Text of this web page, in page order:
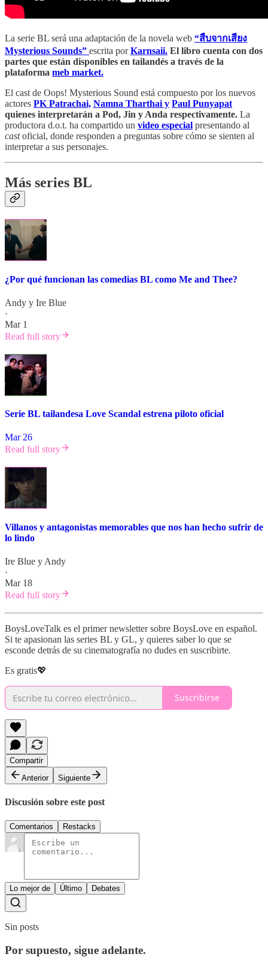
La serie BL será una adaptación de la novela web “สืบจากเสียง
Mysterious Sounds” escrita porKarnsaii. El libro cuenta con dos
partes que están disponibles en tailandés a través de la
plataforma meb market.
El cast de Oops! Mysterious Sound está compuesto por los nuevos
actores PK Patrachai, Namna Tharthai y Paul Punyapat
quienes interpretarán a Pod, Jin y Anda respectivamente. La
productora d.o.t. ha compartido un video especial presentando al
castoficial, donde responden a preguntas sobre cómo se sienten al
interpretar a sus personajes.
Más series BL
¿Por qué funcionan las comedias BL como Me and Thee?
Andy y Ire Blue
·
Mar 1
Read full story
Serie BL tailandesa Love Scandal estrena piloto oficial
Mar 26
Read full story
Villanos y antagonistas memorables que nos han hecho sufrir de
lo lindo
Ire Blue y Andy
·
Mar 18
Read full story
BoysLoveTalk es el primer newsletter sobre BoysLove en español.
Si te apasionan las series BL y GL, y quieres saber lo que se
esconde detrás de su cinematografía no dudes en suscribirte.
Es gratis💖
Suscribirse
Compartir
Anterior
Siguiente
Discusión sobre este post
Comentarios Restacks
Lo mejor de Último Debates
Sin posts
Por supuesto, sigue adelante.